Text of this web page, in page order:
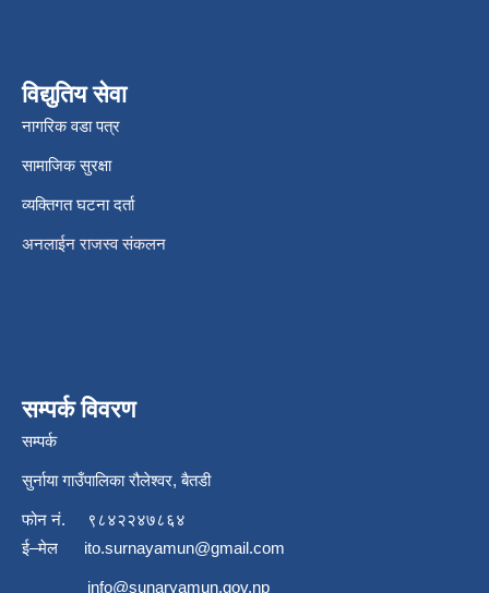
विद्युतिय सेवा
नागरिक वडा पत्र
सामाजिक सुरक्षा
व्यक्तिगत घटना दर्ता
अनलाईन राजस्व संकलन
सम्पर्क विवरण
सम्पर्क
सुर्नाया गाउँपालिका रौलेश्वर, बैतडी
फोन नं.
९८४२२४७८६४
ई–मेल ito.surnayamun@gmail.com
info@sunaryamun.gov.np